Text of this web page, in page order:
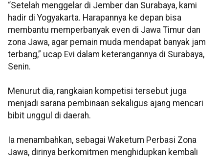
“Setelah menggelar di Jember dan Surabaya, kami
hadir di Yogyakarta. Harapannya ke depan bisa
membantu memperbanyak even di Jawa Timur dan
zona Jawa, agar pemain muda mendapat banyak jam
terbang,” ucap Evi dalam keterangannya di Surabaya,
Senin.
Menurut dia, rangkaian kompetisi tersebut juga
menjadi sarana pembinaan sekaligus ajang mencari
bibit unggul di daerah.
Ia menambahkan, sebagai Waketum Perbasi Zona
Jawa, dirinya berkomitmen menghidupkan kembali